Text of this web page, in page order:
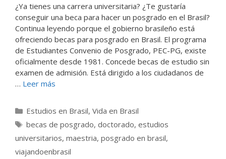
¿Ya tienes una carrera universitaria? ¿Te gustaría
conseguir una beca para hacer un posgrado en el Brasil?
Continua leyendo porque el gobierno brasileño está
ofreciendo becas para posgrado en Brasil. El programa
de Estudiantes Convenio de Posgrado, PEC-PG, existe
oficialmente desde 1981. Concede becas de estudio sin
examen de admisión. Está dirigido a los ciudadanos de
… Leer más
Categorías
Estudios en Brasil, Vida en Brasil
Etiquetas
becas de posgrado, doctorado, estudios
universitarios, maestria, posgrado en brasil,
viajandoenbrasil